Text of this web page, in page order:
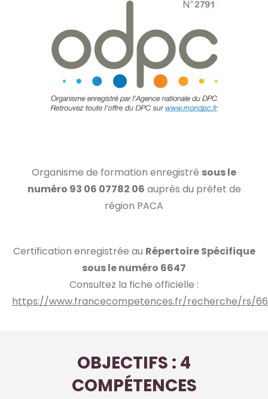
Organisme de formation enregistré sous le
numéro 93 06 07782 06 auprès du préfet de
région PACA
Certification enregistrée au Répertoire Spécifique
sous le numéro 6647
Consultez la fiche officielle :
https://www.francecompetences.fr/recherche/rs/
OBJECTIFS : 4
COMPÉTENCES